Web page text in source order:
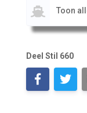
Toon
Deel Stil 660